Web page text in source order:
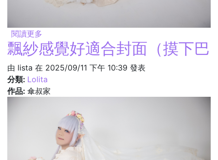
閱讀更多
飄紗感覺好適合封面（摸下巴
由 lista 在 2025/09/11 下午 10:39 發表
分類: Lolita
作品: 傘叔家